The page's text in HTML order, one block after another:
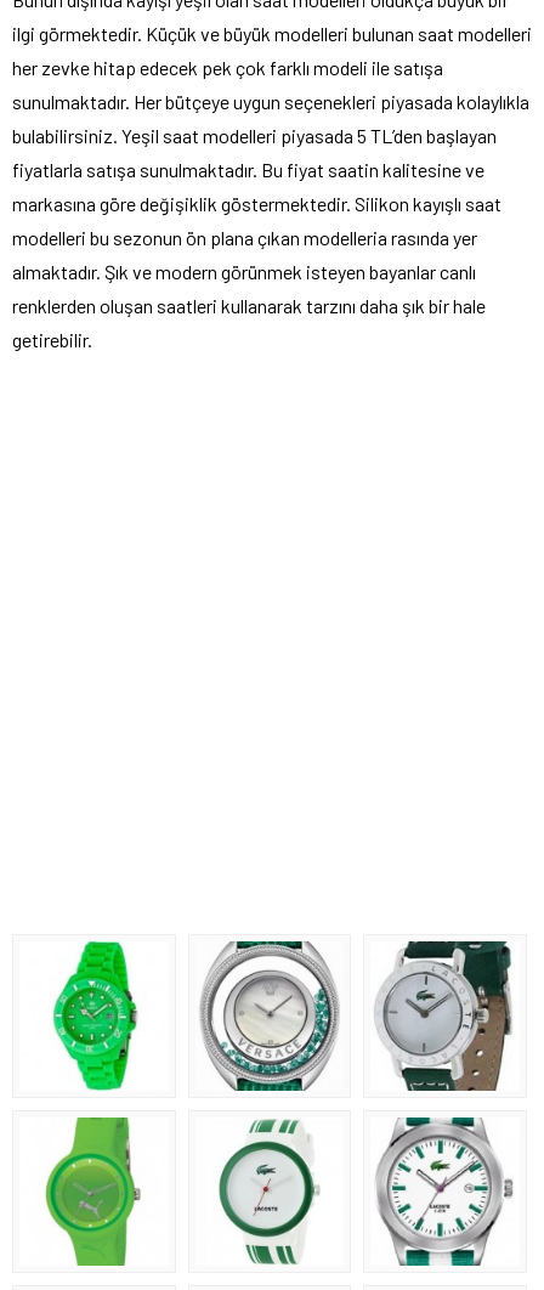
ilgi görmektedir. Küçük ve büyük modelleri bulunan saat modelleri
her zevke hitap edecek pek çok farklı modeli ile satışa
sunulmaktadır. Her bütçeye uygun seçenekleri piyasada kolaylıkla
bulabilirsiniz. Yeşil saat modelleri piyasada 5 TL’den başlayan
fiyatlarla satışa sunulmaktadır. Bu fiyat saatin kalitesine ve
markasına göre değişiklik göstermektedir. Silikon kayışlı saat
modelleri bu sezonun ön plana çıkan modelleria rasında yer
almaktadır. Şık ve modern görünmek isteyen bayanlar canlı
renklerden oluşan saatleri kullanarak tarzını daha şık bir hale
getirebilir.